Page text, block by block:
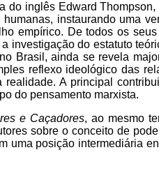
inglês Edward
instaurando uma
empírico. De todos os seus
investigação do estatuto
Brasil, ainda se revela
reflexo ideológico das
A principal
do pensamento marxista.
e Caçadores, ao mesmo
sobre o conceito de
uma posição intermediária